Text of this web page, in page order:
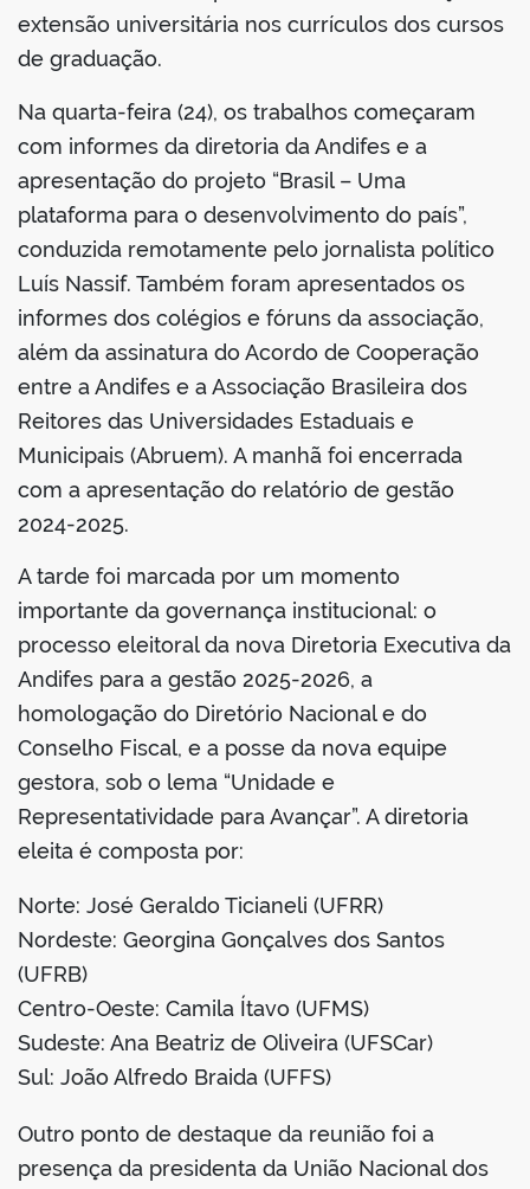
extensão universitária nos currículos dos cursos
de graduação.
Na quarta-feira (24), os trabalhos começaram
com informes da diretoria da Andifes e a
apresentação do projeto “Brasil – Uma
plataforma para o desenvolvimento do país”,
conduzida remotamente pelo jornalista político
Luís Nassif. Também foram apresentados os
informes dos colégios e fóruns da associação,
além da assinatura do Acordo de Cooperação
entre a Andifes e a Associação Brasileira dos
Reitores das Universidades Estaduais e
Municipais (Abruem). A manhã foi encerrada
com a apresentação do relatório de gestão
2024-2025.
A tarde foi marcada por um momento
importante da governança institucional: o
processo eleitoral da nova Diretoria Executiva da
Andifes para a gestão 2025-2026, a
homologação do Diretório Nacional e do
Conselho Fiscal, e a posse da nova equipe
gestora, sob o lema “Unidade e
Representatividade para Avançar”. A diretoria
eleita é composta por:
Norte: José Geraldo Ticianeli (UFRR)
Nordeste: Georgina Gonçalves dos Santos
(UFRB)
Centro-Oeste: Camila Ítavo (UFMS)
Sudeste: Ana Beatriz de Oliveira (UFSCar)
Sul: João Alfredo Braida (UFFS)
Outro ponto de destaque da reunião foi a
presença da presidenta da União Nacional dos